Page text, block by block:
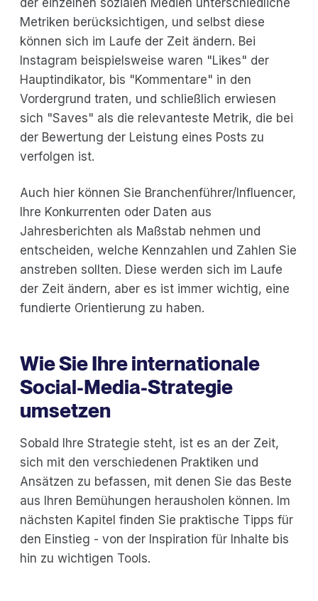
der einzelnen sozialen Medien unterschiedliche
Metriken berücksichtigen, und selbst diese
können sich im Laufe der Zeit ändern. Bei
Instagram beispielsweise waren "Likes" der
Hauptindikator, bis "Kommentare" in den
Vordergrund traten, und schließlich erwiesen
sich "Saves" als die relevanteste Metrik, die bei
der Bewertung der Leistung eines Posts zu
verfolgen ist.
Auch hier können Sie Branchenführer/Influencer,
Ihre Konkurrenten oder Daten aus
Jahresberichten als Maßstab nehmen und
entscheiden, welche Kennzahlen und Zahlen Sie
anstreben sollten. Diese werden sich im Laufe
der Zeit ändern, aber es ist immer wichtig, eine
fundierte Orientierung zu haben.
Wie Sie Ihre internationale
Social-Media-Strategie
umsetzen
Sobald Ihre Strategie steht, ist es an der Zeit,
sich mit den verschiedenen Praktiken und
Ansätzen zu befassen, mit denen Sie das Beste
aus Ihren Bemühungen herausholen können. Im
nächsten Kapitel finden Sie praktische Tipps für
den Einstieg - von der Inspiration für Inhalte bis
hin zu wichtigen Tools.